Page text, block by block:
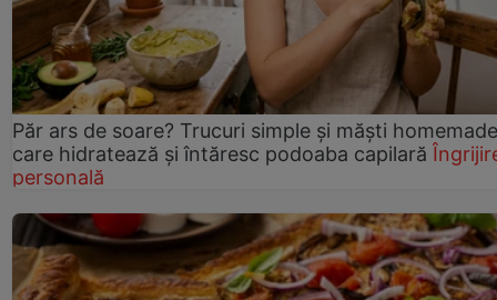
Păr ars de soare? Trucuri simple și măști homemade
care hidratează și întăresc podoaba capilară
personală